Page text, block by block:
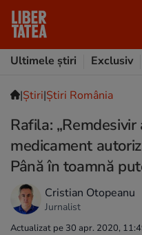
Ultimele știri
Exclusiv
|Ştiri|Știri România
Rafila:
medicament
Până în toamnă
Cristian Otopeanu
Jurnalist
Actualizat pe 30 apr. 2020,